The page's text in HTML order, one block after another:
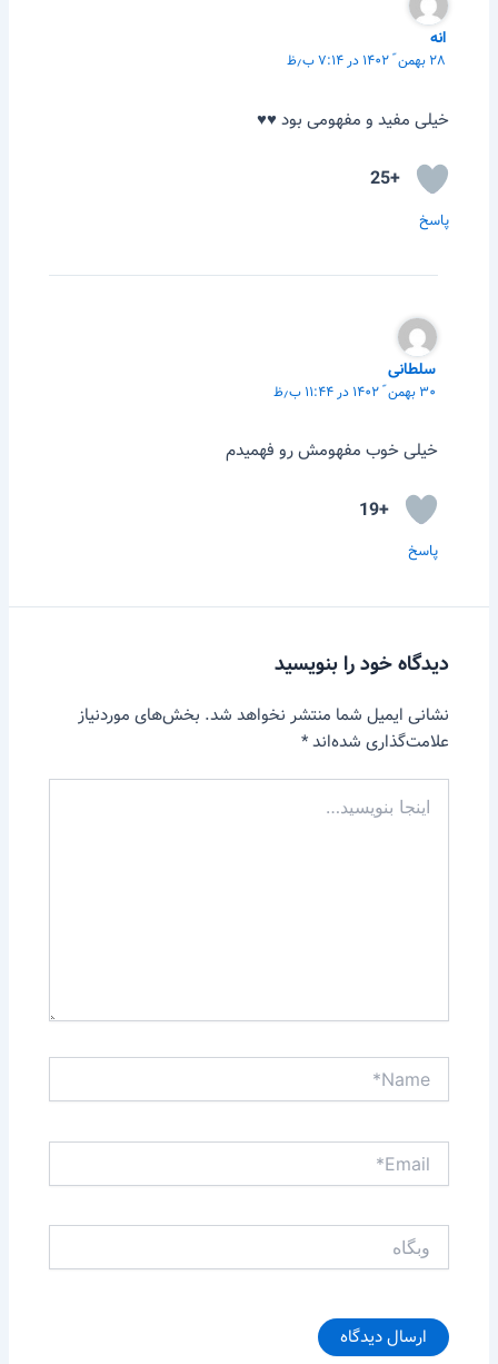
انه
۲۸ بهمن ّ ۱۴۰۲ در ۷:۱۴ ب٫ظ
خیلی مفید و مفهومی بود ♥️♥️
+25
پاسخ
سلطانی
۳۰ بهمن ّ ۱۴۰۲ در ۱۱:۴۴ ب٫ظ
خیلی خوب مفهومش رو فهمیدم
+19
پاسخ
دیدگاه‌ خود را بنویسید
نشانی ایمیل شما منتشر نخواهد شد. بخش‌های موردنیاز
علامت‌گذاری شده‌اند*
بنویسید…
Email*